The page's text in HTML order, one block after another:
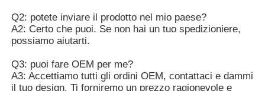
Q2: potete inviare il prodotto nel mio paese?
A2: Certo che puoi. Se non hai un tuo spedizioniere,
possiamo aiutarti.
Q3: puoi fare OEM per me?
A3: Accettiamo tutti gli ordini OEM, contattaci e dammi
il tuo design. Ti forniremo un prezzo ragionevole e